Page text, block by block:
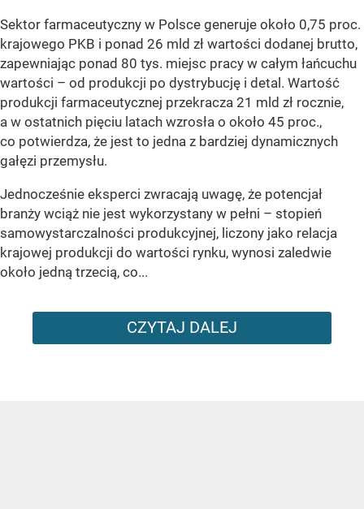
Sektor farmaceutyczny w Polsce generuje około 0,75 proc.
krajowego PKB i ponad 26 mld zł wartości dodanej brutto,
zapewniając ponad 80 tys. miejsc pracy w całym łańcuchu
wartości – od produkcji po dystrybucję i detal. Wartość
produkcji farmaceutycznej przekracza 21 mld zł rocznie,
a w ostatnich pięciu latach wzrosła o około 45 proc.,
co potwierdza, że jest to jedna z bardziej dynamicznych
gałęzi przemysłu.
Jednocześnie eksperci zwracają uwagę, że potencjał
branży wciąż nie jest wykorzystany w pełni – stopień
samowystarczalności produkcyjnej, liczony jako relacja
krajowej produkcji do wartości rynku, wynosi zaledwie
około jedną trzecią, co...
CZYTAJ DALEJ